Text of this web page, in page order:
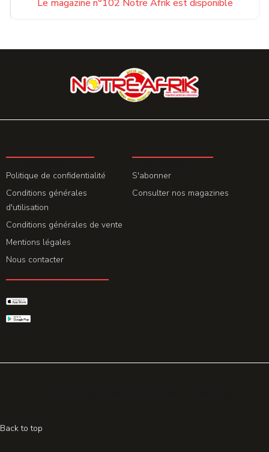
Le magazine n°102 Notre Afrik est disponible
Politique de confidentialité
Conditions générales
d'utilisation
Conditions générales de vente
Mentions légales
Nous contacter
S'abonner
Consulter nos magazines
Back to top